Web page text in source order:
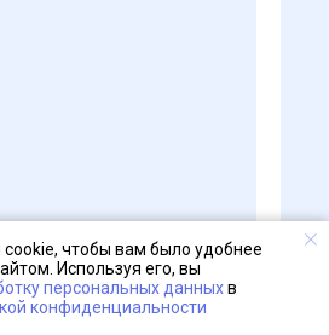
чтобы вам было удобнее
Используя его, вы
персональных данныхв
конфиденциальности